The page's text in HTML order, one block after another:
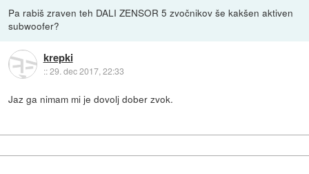
Pa rabiš zraven teh DALI ZENSOR 5 zvočnikov še kakšen aktiven
subwoofer?
krepki
::29. dec 2017, 22:33
Jaz ga nimam mi je dovolj dober zvok.